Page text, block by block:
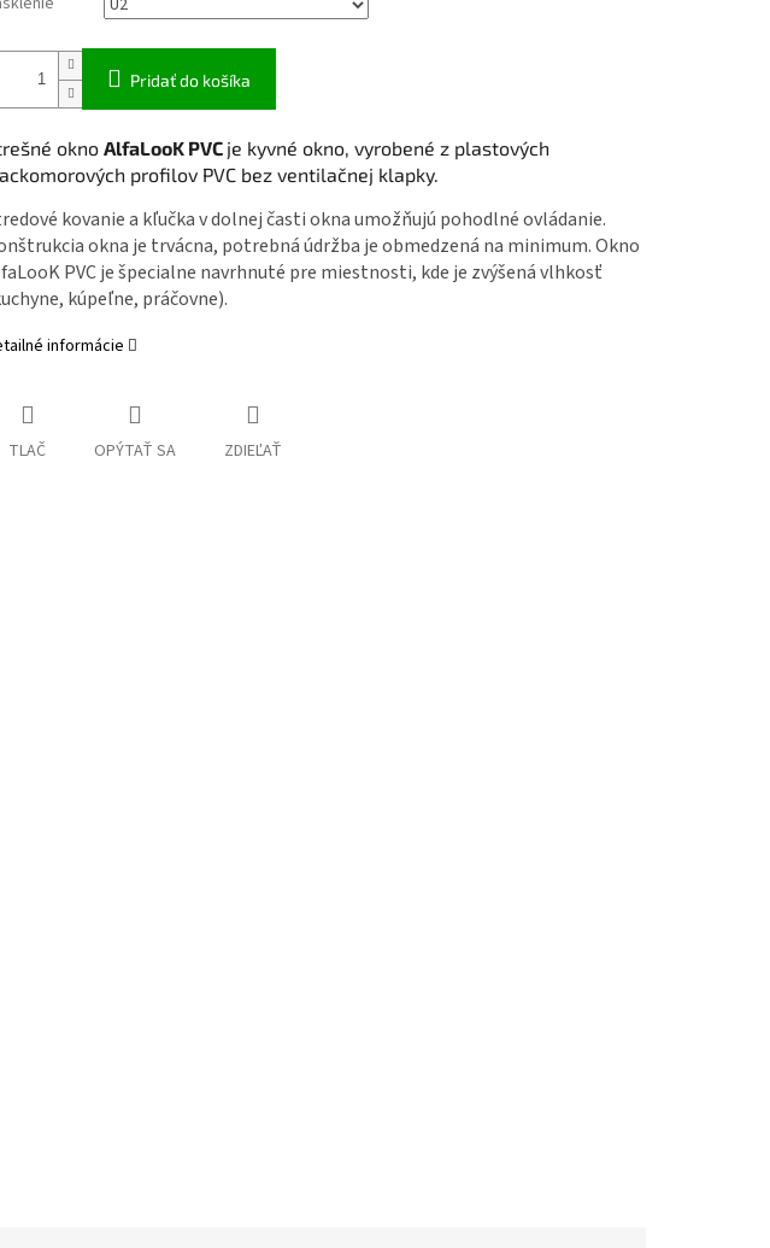
Pridať do košíka
okno AlfaLooK PVC je kyvné okno, vyrobené z plastových
profilov PVC bez ventilačnej klapky.
kovanie a kľučka v dolnej časti okna umožňujú pohodlné ovládanie.
okna je trvácna, potrebná údržba je obmedzená na minimum. Okno
PVC je špecialne navrhnuté pre miestnosti, kde je zvýšená vlhkosť
kúpeľne, práčovne).
informácie
TLAČ OPÝTAŤ SA ZDIEĽAŤ